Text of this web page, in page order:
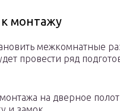
монтажу
межкомнатные
провести ряд
на дверное